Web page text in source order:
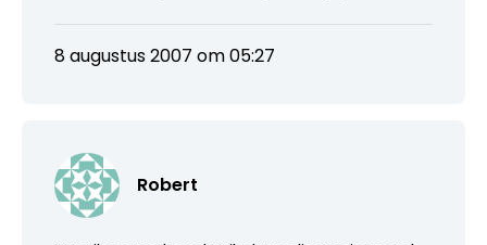
8 augustus 2007 om 05:27
Robert